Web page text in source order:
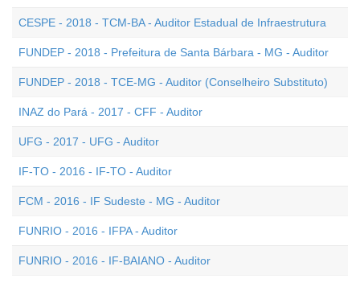
CESPE - 2018 - TCM-BA - Auditor Estadual de Infraestrutura
FUNDEP - 2018 - Prefeitura de Santa Bárbara - MG - Auditor
FUNDEP - 2018 - TCE-MG - Auditor (Conselheiro Substituto)
INAZ do Pará - 2017 - CFF - Auditor
UFG - 2017 - UFG - Auditor
IF-TO - 2016 - IF-TO - Auditor
FCM - 2016 - IF Sudeste - MG - Auditor
FUNRIO - 2016 - IFPA - Auditor
FUNRIO - 2016 - IF-BAIANO - Auditor